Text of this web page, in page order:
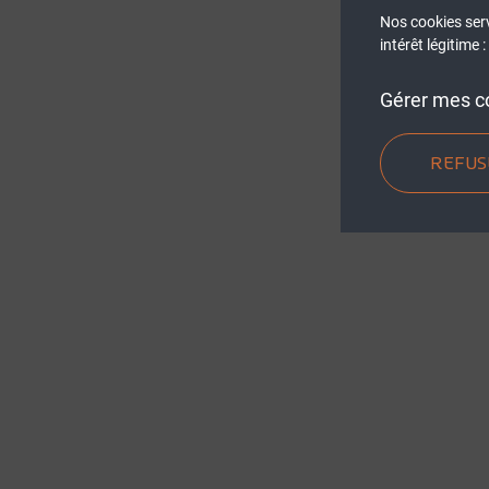
Nos cookies
intérêt légitime
Gérer mes